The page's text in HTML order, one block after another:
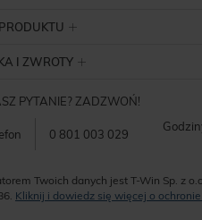
I ZWROTY
PYTANIE? ZADZWOŃ!
0 801 003 029
Twoich danych jest T-Win Sp. z
Kliknij i dowiedz się więcej o